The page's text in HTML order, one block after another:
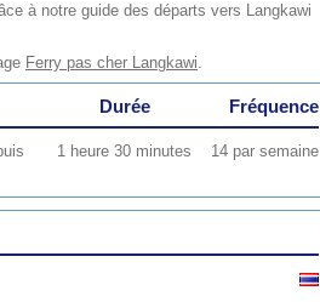
à notre guide des départs vers Langkawi
Ferry pas cher Langkawi.
Durée Fréquence
1 heure 30 minutes 14 par semaine